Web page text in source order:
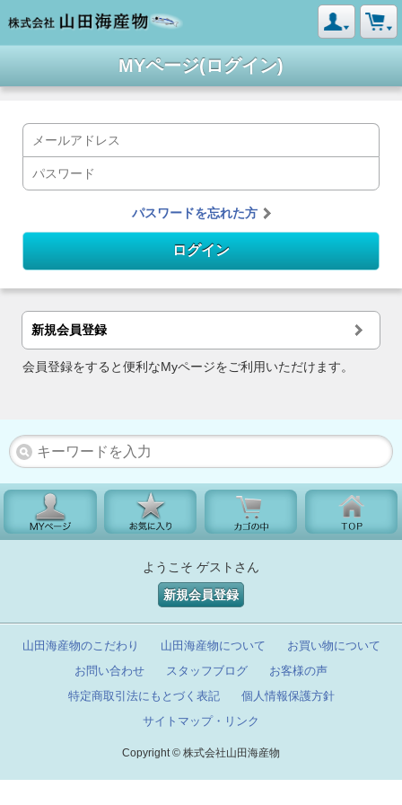
MYページ(ログイン)
パスワードを忘れた方
新規会員登録
会員登録をすると便利なMyページをご利用いただけます。
ようこそ ゲストさん
新規会員登録
山田海産物のこだわり 山田海産物について
お買い物について
お問い合わせ
スタッフブログ
お客様の声
特定商取引法にもとづく表記
個人情報保護方針
サイトマップ・リンク
Copyright © 株式会社山田海産物